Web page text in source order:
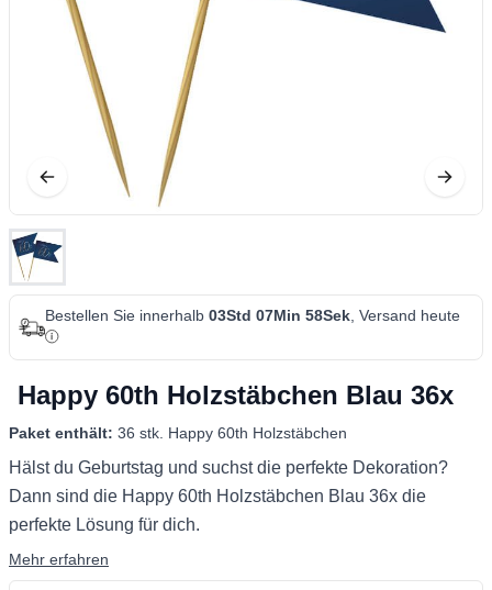
Bestellen Sie innerhalb 03Std 07Min 58Sek , Versand heute
Happy 60th Holzstäbchen Blau 36x
Paket enthält: 36 stk. Happy 60th Holzstäbchen
Hälst du Geburtstag und suchst die perfekte Dekoration?
Dann sind die Happy 60th Holzstäbchen Blau 36x die
perfekte Lösung für dich.
Mehr erfahren